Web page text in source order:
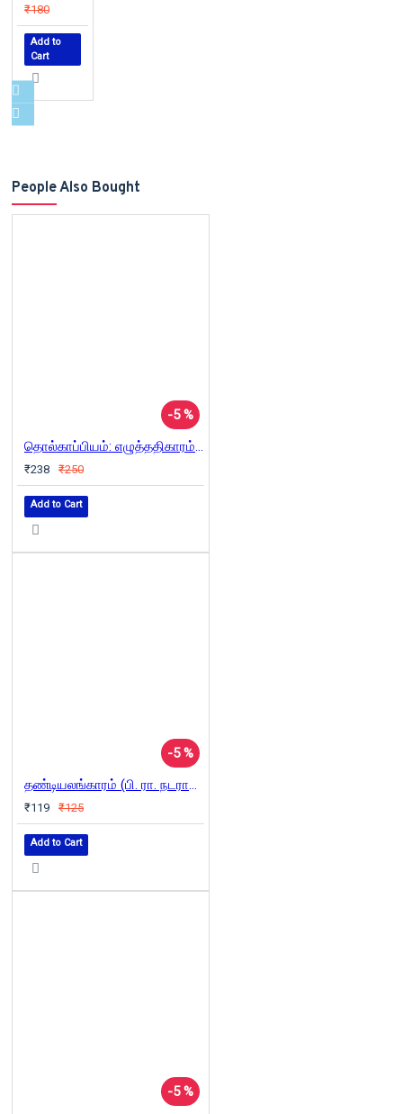
₹180
Add to
Cart
People Also Bought
-5 %
தொல்காப்பியம்: எழுத்ததிகாரம் (நச்சினார்க்கினியர் உரை)
₹238 ₹250
Add to Cart
-5 %
தண்டியலங்காரம் (பி. ரா. நடராசன்)
₹119 ₹125
Add to Cart
-5 %